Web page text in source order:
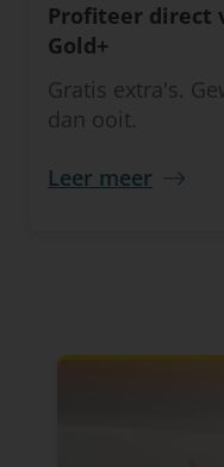
Profiteer direct
Gold+
Gratis extra's.
dan ooit.
Leer meer